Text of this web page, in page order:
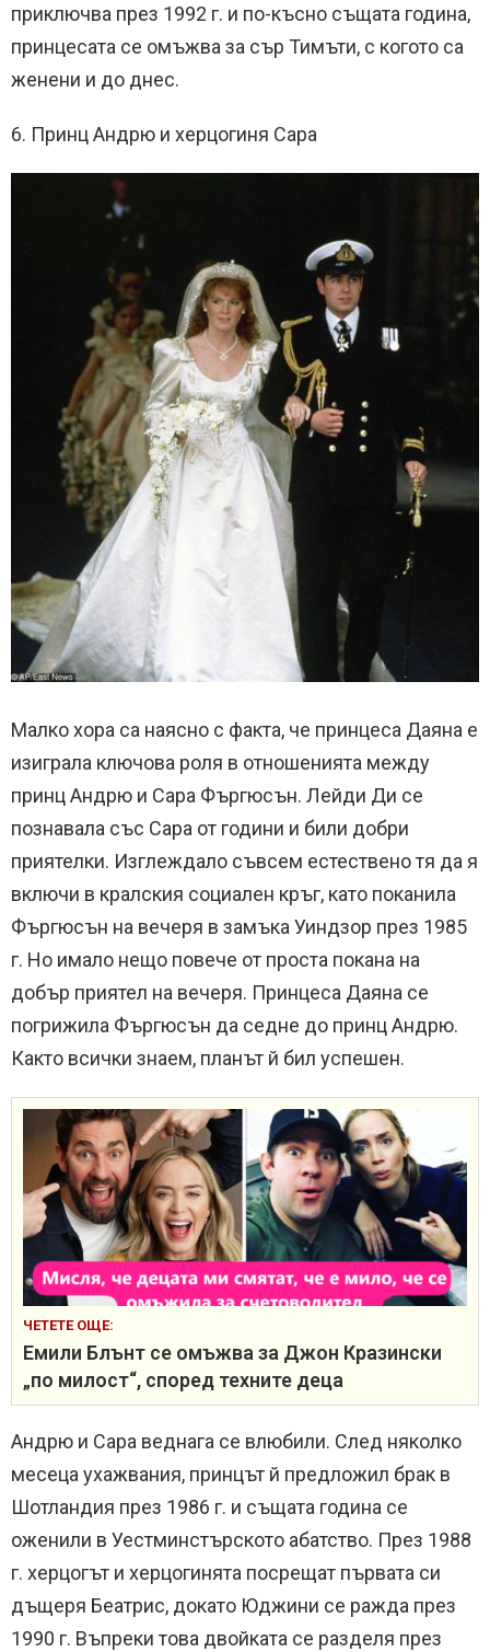
приключва през 1992 г. и по-късно същата година,
принцесата се омъжва за сър Тимъти, с когото са
женени и до днес.
6. Принц Андрю и херцогиня Сара
Малко хора са наясно с факта, че принцеса Даяна е
изиграла ключова роля в отношенията между
принц Андрю и Сара Фъргюсън. Лейди Ди се
познавала със Сара от години и били добри
приятелки. Изглеждало съвсем естествено тя да я
включи в кралския социален кръг, като поканила
Фъргюсън на вечеря в замъка Уиндзор през 1985
г. Но имало нещо повече от проста покана на
добър приятел на вечеря. Принцеса Даяна се
погрижила Фъргюсън да седне до принц Андрю.
Както всички знаем, планът й бил успешен.
ЧЕТЕТЕ ОЩЕ:
Емили Блънт се омъжва за Джон Кразински
„по милост“, според техните деца
Андрю и Сара веднага се влюбили. След няколко
месеца ухажвания, принцът й предложил брак в
Шотландия през 1986 г. и същата година се
оженили в Уестминстърското абатство. През 1988
г. херцогът и херцогинята посрещат първата си
дъщеря Беатрис, докато Юджини се ражда през
1990 г. Въпреки това двойката се разделя през